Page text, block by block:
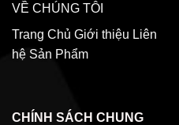
VỀ CHÚNG TÔI
Trang Chủ Giới thiệu Liên
hệ Sản Phẩm
CHÍNH SÁCH CHUNG